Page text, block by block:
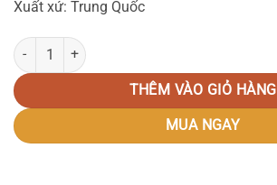
Xuất xứ: Trung Quốc
Cupcake lá xanh F11 F12 (lốc) số lượng
THÊM VÀO GIỎ HÀNG
MUA NGAY